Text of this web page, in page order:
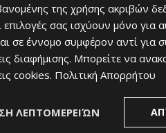
της χρήσης ακριβών
επιλογές σας ισχύουν μόνο για
σε έννομο συμφέρον αντί για
διαφήμισης. Μπορείτε να
cookies. Πολιτική Απορρήτου
ΛΕΠΤΟΜΕΡΕΙΏΝ